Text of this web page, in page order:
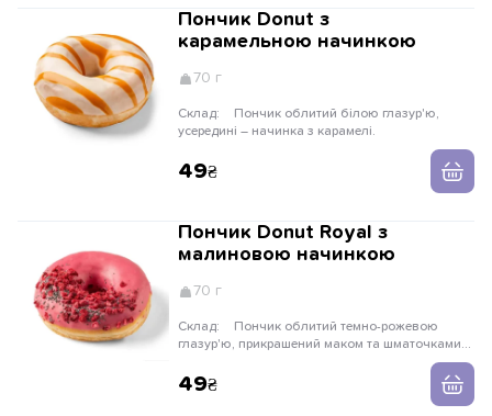
Пончик Donut з
карамельною начинкою
70 г
Склад:
усередині – начинка з карамелі.
49
Пончик Donut Royal з
малиновою начинкою
70 г
Склад:
глазур'ю, прикрашений маком та шматочками
малини, а всередині ніжна сирно-малинова
начинка.
49